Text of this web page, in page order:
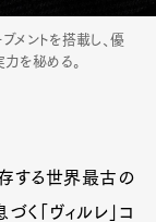
メントを搭載し、優
を秘める。
する世界最古の
く「ヴィルレ」コ